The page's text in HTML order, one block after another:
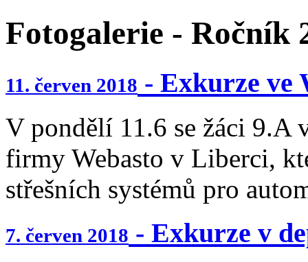
Fotogalerie - Ročník
11. červen 2018 - Exkurze ve
V pondělí 11.6 se žáci 9.A
firmy Webasto v Liberci,
střešních systémů pro
7. červen 2018 - Exkurze v